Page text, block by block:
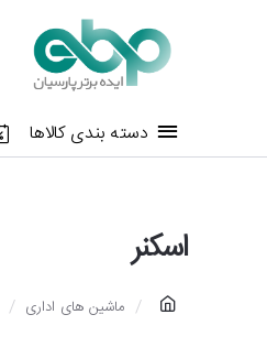
دسته بندی کالاها
اسکنر
ماشین های اداری